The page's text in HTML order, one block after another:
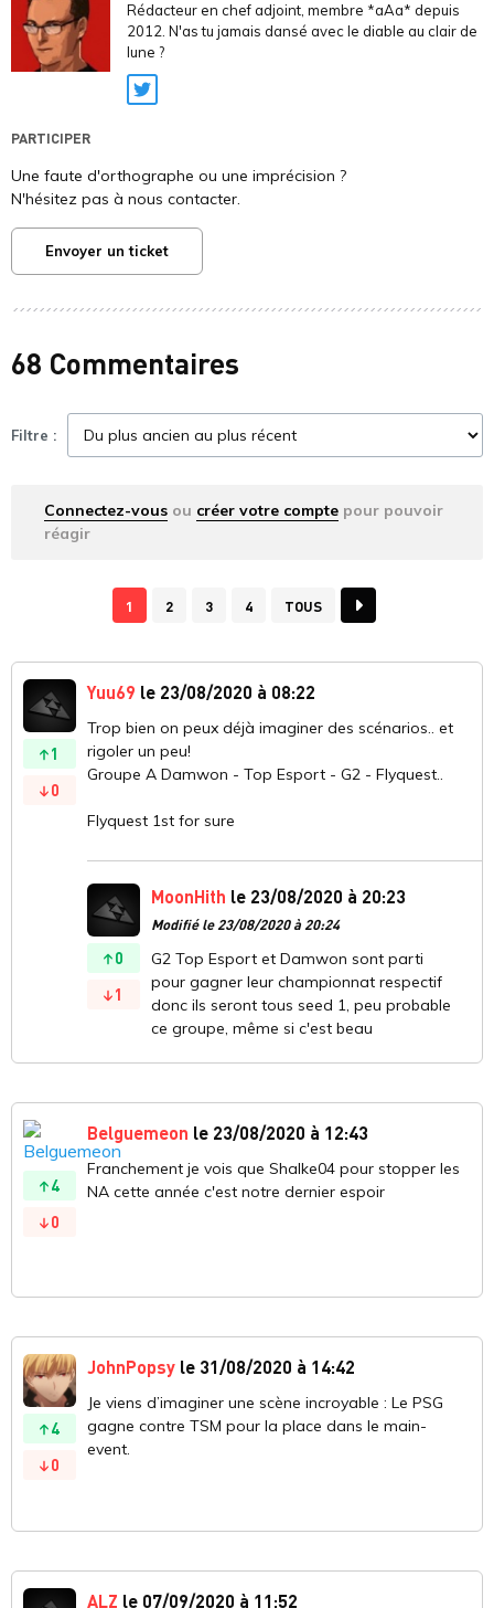
Rédacteur en chef adjoint, membre *aAa* depuis
2012. N'as tu jamais dansé avec le diable au clair de
lune ?
Twitter
PARTICIPER
Une faute d'orthographe ou une imprécision ?
N'hésitez pas à nous contacter.
Envoyer un ticket
68 Commentaires
Filtre :
Connectez-vous ou créer votre compte pour pouvoir
réagir
1 2 3 4 TOUS
1
0
Yuu69 le 23/08/2020 à 08:22
Trop bien on peux déjà imaginer des scénarios.. et
rigoler un peu!
Groupe A Damwon - Top Esport - G2 - Flyquest..
Flyquest 1st for sure
0
1
MoonHith le 23/08/2020 à 20:23
Modifié le 23/08/2020 à 20:24
G2 Top Esport et Damwon sont parti
pour gagner leur championnat respectif
donc ils seront tous seed 1, peu probable
ce groupe, même si c'est beau
4
0
Belguemeon le 23/08/2020 à 12:43
Franchement je vois que Shalke04 pour stopper les
NA cette année c'est notre dernier espoir
4
0
JohnPopsy le 31/08/2020 à 14:42
Je viens d’imaginer une scène incroyable : Le PSG
gagne contre TSM pour la place dans le main-
event.
ALZ le 07/09/2020 à 11:52